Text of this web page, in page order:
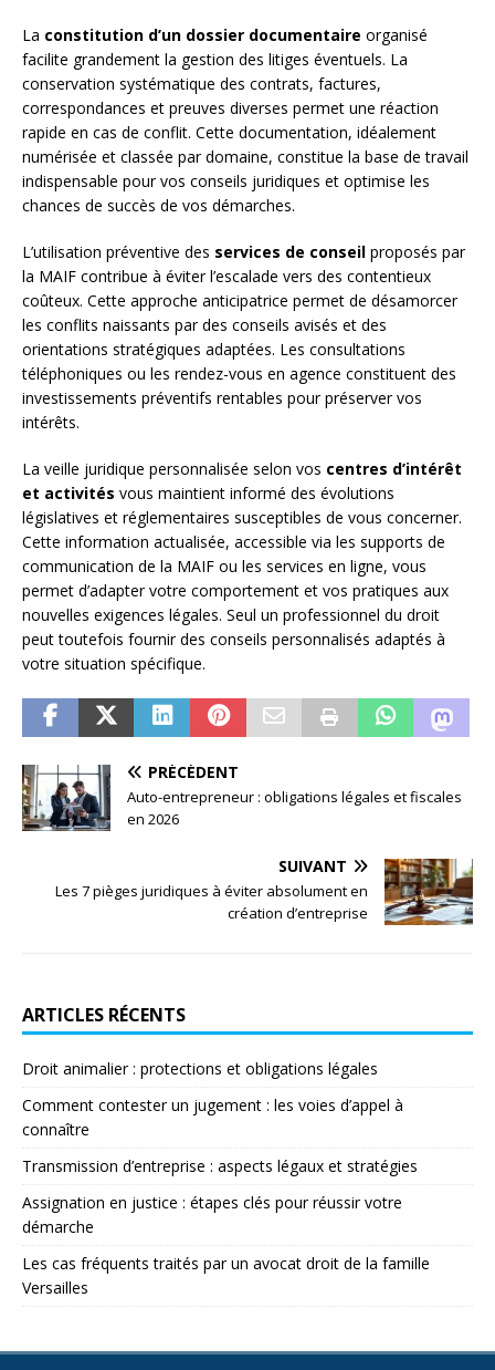
La constitution d’un dossier documentaire organisé
facilite grandement la gestion des litiges éventuels. La
conservation systématique des contrats, factures,
correspondances et preuves diverses permet une réaction
rapide en cas de conflit. Cette documentation, idéalement
numérisée et classée par domaine, constitue la base de travail
indispensable pour vos conseils juridiques et optimise les
chances de succès de vos démarches.
L’utilisation préventive des services de conseil proposés par
la MAIF contribue à éviter l’escalade vers des contentieux
coûteux. Cette approche anticipatrice permet de désamorcer
les conflits naissants par des conseils avisés et des
orientations stratégiques adaptées. Les consultations
téléphoniques ou les rendez-vous en agence constituent des
investissements préventifs rentables pour préserver vos
intérêts.
La veille juridique personnalisée selon vos centres d’intérêt
et activités vous maintient informé des évolutions
législatives et réglementaires susceptibles de vous concerner.
Cette information actualisée, accessible via les supports de
communication de la MAIF ou les services en ligne, vous
permet d’adapter votre comportement et vos pratiques aux
nouvelles exigences légales. Seul un professionnel du droit
peut toutefois fournir des conseils personnalisés adaptés à
votre situation spécifique.
PRÉCÉDENT
Auto-entrepreneur : obligations légales et fiscales
en 2026
SUIVANT
Les 7 pièges juridiques à éviter absolument en
création d’entreprise
ARTICLES RÉCENTS
Droit animalier : protections et obligations légales
Comment contester un jugement : les voies d’appel à
connaître
Transmission d’entreprise : aspects légaux et stratégies
Assignation en justice : étapes clés pour réussir votre
démarche
Les cas fréquents traités par un avocat droit de la famille
Versailles